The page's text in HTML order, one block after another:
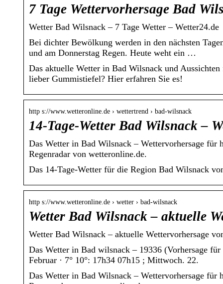
7 Tage Wettervorhersage Bad
Wetter Bad Wilsnack – 7 Tage Wetter – Wetter24.de
Bei dichter Bewölkung werden in den nächsten
und am Donnerstag Regen. Heute weht ein …
Das aktuelle Wetter in Bad Wilsnack und
lieber Gummistiefel? Hier erfahren Sie es!
http s://www.wetteronline.de › wettertrend › bad-wilsnack
14-Tage-Wetter Bad Wilsnack –
Das Wetter in Bad Wilsnack – Wettervorhersage für
Regenradar von wetteronline.de.
Das 14-Tage-Wetter für die Region Bad Wilsnack
http s://www.wetteronline.de › wetter › bad-wilsnack
Wetter Bad Wilsnack – aktuelle
Wetter Bad Wilsnack – aktuelle Wettervorhersage
Das Wetter in Bad wilsnack – 19336 (Vorhersage
Februar · 7° 10°: 17h34 07h15 ; Mittwoch. 22.
Das Wetter in Bad Wilsnack – Wettervorhersage für